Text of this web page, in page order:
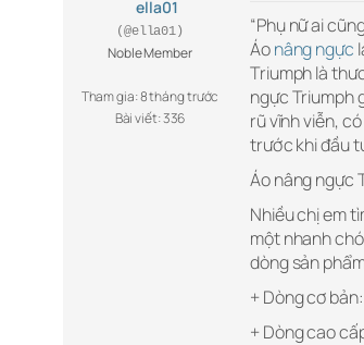
ella01
(@ella01)
Noble Member
Tham gia: 8 tháng trước
Bài viết: 336
“Phụ nữ ai
Áonâng ngực
Triumph là
ngực Triumph
rũ vĩnh viễn,
trước khi đầu
Áo nâng ngực
Nhiều chị em
một nhanh
dòng sản
+ Dòng cơ
+ Dòng cao